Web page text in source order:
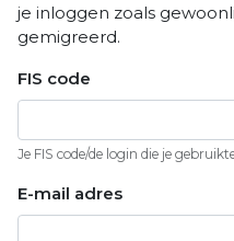
je inloggen zoals
gemigreerd.
FIS code
Je FIS code/de login die je
E-mail adres